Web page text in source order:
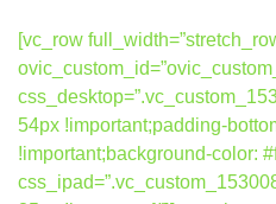
[vc_row
54px !important;padding-
!important;background-color: